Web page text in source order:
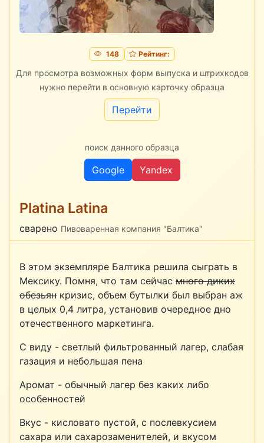
148 Рейтинг:
Для просмотра возможных форм выпуска и штрихкодов
нужно перейти в основную карточку образца
Перейти
поиск данного образца
Google Yandex
Platina Latina
сварено Пивоваренная компания "Балтика"
В этом экземпляре Балтика решила сыграть в
Мексику. Помня, что там сейчас много диких
обезьян кризис, объем бутылки был выбран аж
в целых 0,4 литра, установив очередное дно
отечественного маркетинга.
С виду - светлый фильтрованный лагер, слабая
газация и небольшая пена
Аромат - обычный лагер без каких либо
особенностей
Вкус - кисловато пустой, с послевкусием
сахара или сахарозаменителей, и вкусом